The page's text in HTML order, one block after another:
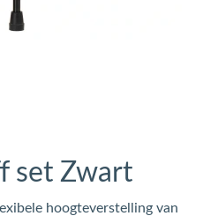
set Zwart
hoogteverstelling van